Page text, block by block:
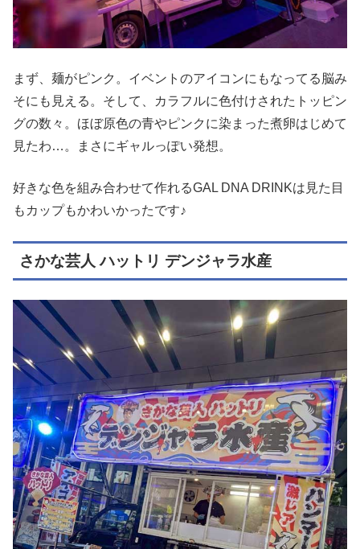
まず、麺がピンク。イベントのアイコンにもなってる脳み
そにも見える。そして、カラフルに色付けされたトッピン
グの数々。ほぼ原色の青やピンクに染まった煮卵はじめて
見たわ…。まさにギャルっぽい発想。
好きな色を組み合わせて作れるGAL DNA DRINKは見た目
もカップもかわいかったです♪
さかな芸人 ハットリ デンジャラ水産